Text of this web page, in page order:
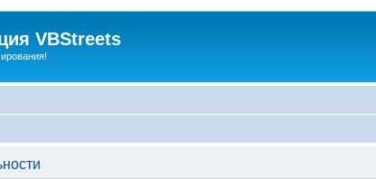
VBStreets